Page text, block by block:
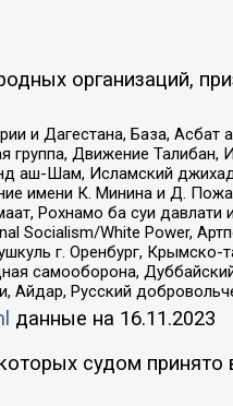
организаций,
и Дагестана, База, Асбат
Движение Талибан,
аш-Шам, Исламский
имени К. Минина и Д.
Рохнамо ба суи давлати
White Power,
г. Оренбург, Крымско-
самооборона,
Айдар, Русский
данные на 16.11.2023
судом принято